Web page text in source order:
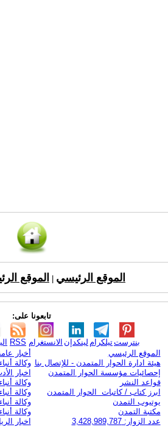
الموقع الرئيسي الموقع
تابعونا على:
RSS الانستغرام لينكدإن تيلكرامبنترست
الموقع الرئيسي
هيئة ادارة الحوار المتمدن - للإتصال بنا
إحصائيات مؤسسة الحوار المتمدن
قواعد النشر
ابرز كتاب / كاتبات الحوار المتمدن
يوتيوب التمدن
مكتبة التمدن
عدد الزوار: 3,428,989,787
أخبار
وكالة
اخبار
وكالة
وكالة
وكالة
وكالة
اخبار